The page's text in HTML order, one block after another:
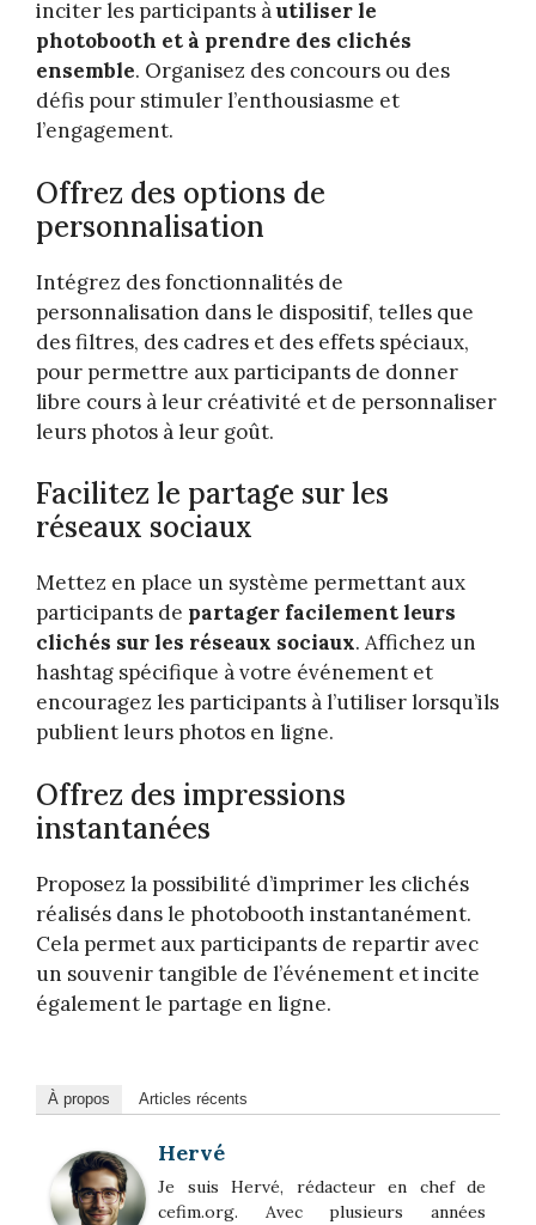
inciter les participants àutiliser le
photobooth et à prendre des clichés
ensemble. Organisez des concours ou des
défis pour stimuler l’enthousiasme et
l’engagement.
Offrez des options de
personnalisation
Intégrez des fonctionnalités de
personnalisation dans le dispositif, telles que
des filtres, des cadres et des effets spéciaux,
pour permettre aux participants de donner
libre cours à leur créativité et de personnaliser
leurs photos à leur goût.
Facilitez le partage sur les
réseaux sociaux
Mettez en place un système permettant aux
participants de partager facilement leurs
clichés sur les réseaux sociaux. Affichez un
hashtag spécifique à votre événement et
encouragez les participants à l’utiliser lorsqu’ils
publient leurs photos en ligne.
Offrez des impressions
instantanées
Proposez la possibilité d’imprimer les clichés
réalisés dans le photobooth instantanément.
Cela permet aux participants de repartir avec
un souvenir tangible de l’événement et incite
également le partage en ligne.
À propos Articles récents
Hervé
Je suis Hervé, rédacteur en chef de
cefim.org. Avec plusieurs années